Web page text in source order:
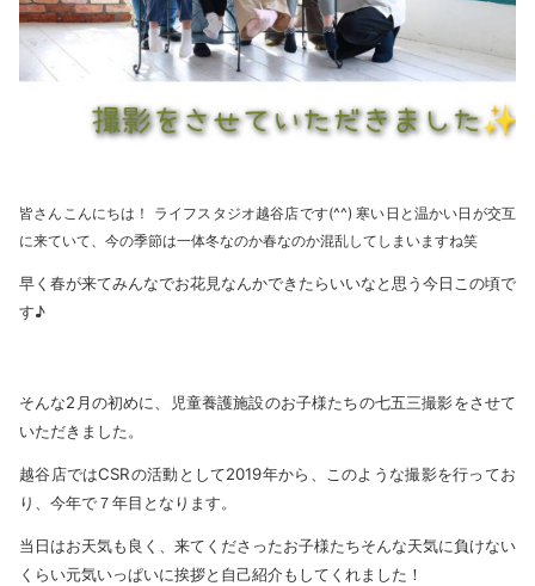
皆さんこんにちは！ ライフスタジオ越谷店です(^^) 寒い日と温かい日が交互
に来ていて、今の季節は一体冬なのか春なのか混乱してしまいますね笑
早く春が来てみんなでお花見なんかできたらいいなと思う今日この頃で
す♪
そんな2月の初めに、児童養護施設のお子様たちの七五三撮影をさせて
いただきました。
越谷店ではCSRの活動として2019年から、このような撮影を行ってお
り、今年で７年目となります。
当日はお天気も良く、来てくださったお子様たちそんな天気に負けない
くらい元気いっぱいに挨拶と自己紹介もしてくれました！